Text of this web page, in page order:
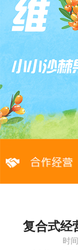
复合式经
时